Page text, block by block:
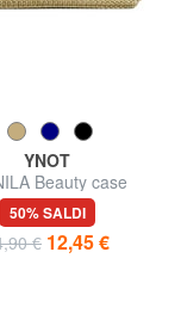
YNOT
Beauty case
50% SALDI
€ 12,45 €